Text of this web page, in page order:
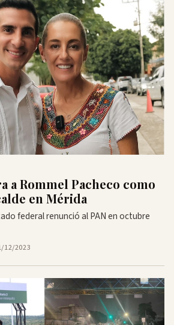
a Rommel Pacheco como
en Mérida
federal renunció al PAN en octubre
12/2023